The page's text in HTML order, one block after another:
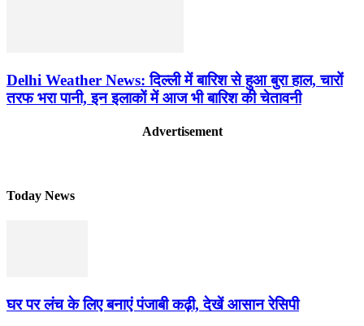
Delhi Weather News: दिल्ली में बारिश से हुआ बुरा हाल, चारों
तरफ भरा पानी, इन इलाकों में आज भी बारिश की चेतावनी
Advertisement
Today News
घर पर लंच के लिए बनाएं पंजाबी कढ़ी, देखें आसान रेसिपी